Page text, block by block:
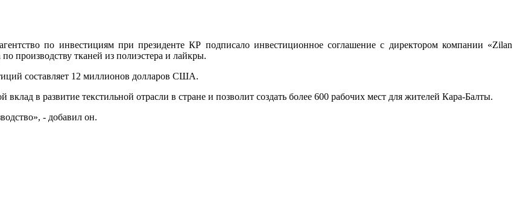
по инвестициям при президенте КР подписало инвестиционное соглашение с директором компании «Zilan
производству тканей из полиэстера и лайкры.
составляет 12 миллионов долларов США.
в развитие текстильной отрасли в стране и позволит создать более 600 рабочих мест для жителей Кара-Балты.
- добавил он.